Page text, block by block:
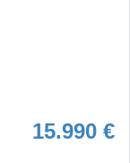
15.990 €